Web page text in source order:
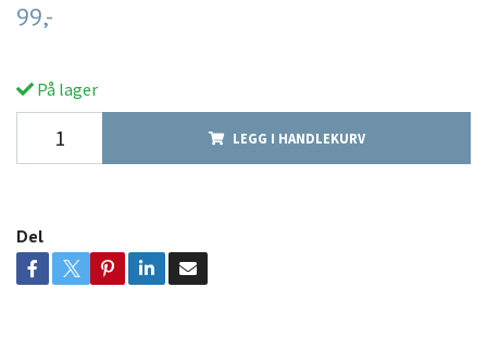
99,-
På lager
LEGG I HANDLEKURV
Del